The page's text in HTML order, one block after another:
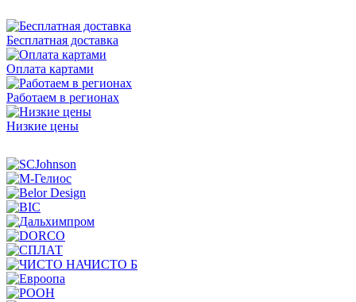
Бесплатная доставка
Оплата картами
Работаем в регионах
Низкие цены